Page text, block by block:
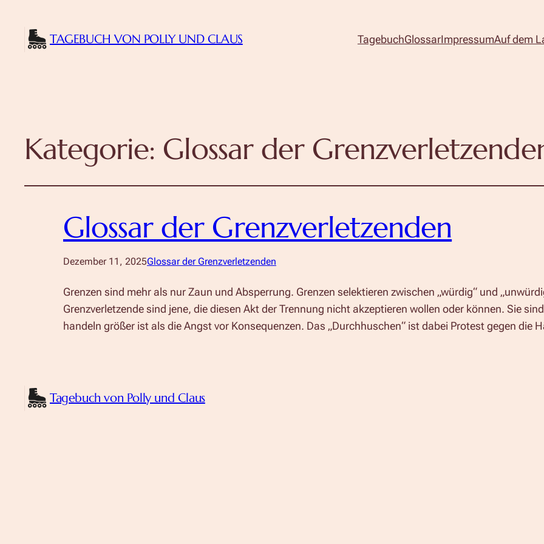
TAGEBUCH VON POLLY UND CLAUS TagebuchGlossarImpressumAuf dem
Kategorie: Glossar der
Glossar der Grenzverletzenden
Dezember 11, 2025Glossar der Grenzverletzenden
Grenzen sind mehr als nur Zaun und Absperrung. Grenzen selektieren zwischen „würdig“ und
Grenzverletzende sind jene, die diesen Akt der Trennung nicht akzeptieren wollen oder können. Sie
handeln größer ist als die Angst vor Konsequenzen. Das „Durchhuschen“ ist dabei Protest gegen die
Tagebuch von Polly und Claus